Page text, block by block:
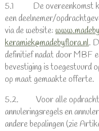
5.1 De overeenkomst
een deelnemer/
via de website:
keramiek@madebyflora.nl.
definitief nadat door MBF
bevestiging is toegestuurd
op maat gemaakte offerte.
5.2. Voor alle
annuleringsregels en
andere bepalingen (zie